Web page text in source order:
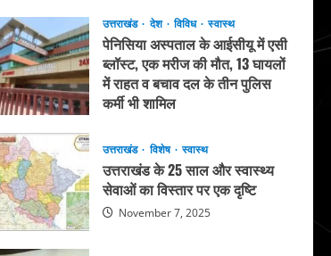
उत्तराखंड देश विविध स्वास्थ
पेनिसिया अस्पताल के आईसीयू में एसी
ब्लॉस्ट, एक मरीज की मौत, 13 घायलों
में राहत व बचाव दल के तीन पुलिस
कर्मी भी शामिल
उत्तराखंड
विशेष स्वास्थ
उत्तराखंड के 25 साल और स्वास्थ्य
सेवाओं का विस्तार पर एक दृष्टि
November 7, 2025